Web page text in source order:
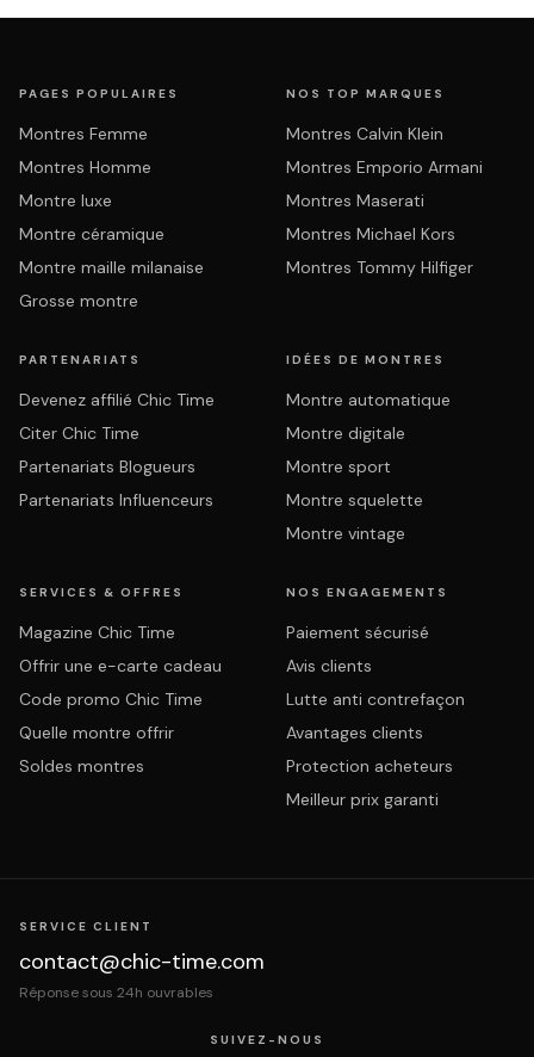
PAGES POPULAIRES
Montres Femme
Montres Homme
Montre luxe
Montre céramique
Montre maille milanaise
Grosse montre
NOS TOP MARQUES
Montres Calvin Klein
Montres Emporio Armani
Montres Maserati
Montres Michael Kors
Montres Tommy Hilfiger
PARTENARIATS
Devenez affilié Chic Time
Citer Chic Time
Partenariats Blogueurs
Partenariats Influenceurs
IDÉES DE MONTRES
Montre automatique
Montre digitale
Montre sport
Montre squelette
Montre vintage
SERVICES & OFFRES
Magazine Chic Time
Offrir une e-carte cadeau
Code promo Chic Time
Quelle montre offrir
Soldes montres
NOS ENGAGEMENTS
Paiement sécurisé
Avis clients
Lutte anti contrefaçon
Avantages clients
Protection acheteurs
Meilleur prix garanti
SERVICE CLIENT
contact@chic-time.com
Réponse sous 24h ouvrables
SUIVEZ-NOUS